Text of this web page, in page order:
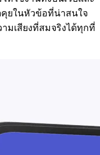
ยในหัวข้อที่น่าสนใจ
มเสียงที่สมจริงได้ทุกที่